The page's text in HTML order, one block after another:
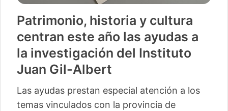
Patrimonio, historia y cultura
centran este año las ayudas a
la investigación del Instituto
Juan Gil-Albert
Las ayudas prestan especial atención a los
temas vinculados con la provincia de